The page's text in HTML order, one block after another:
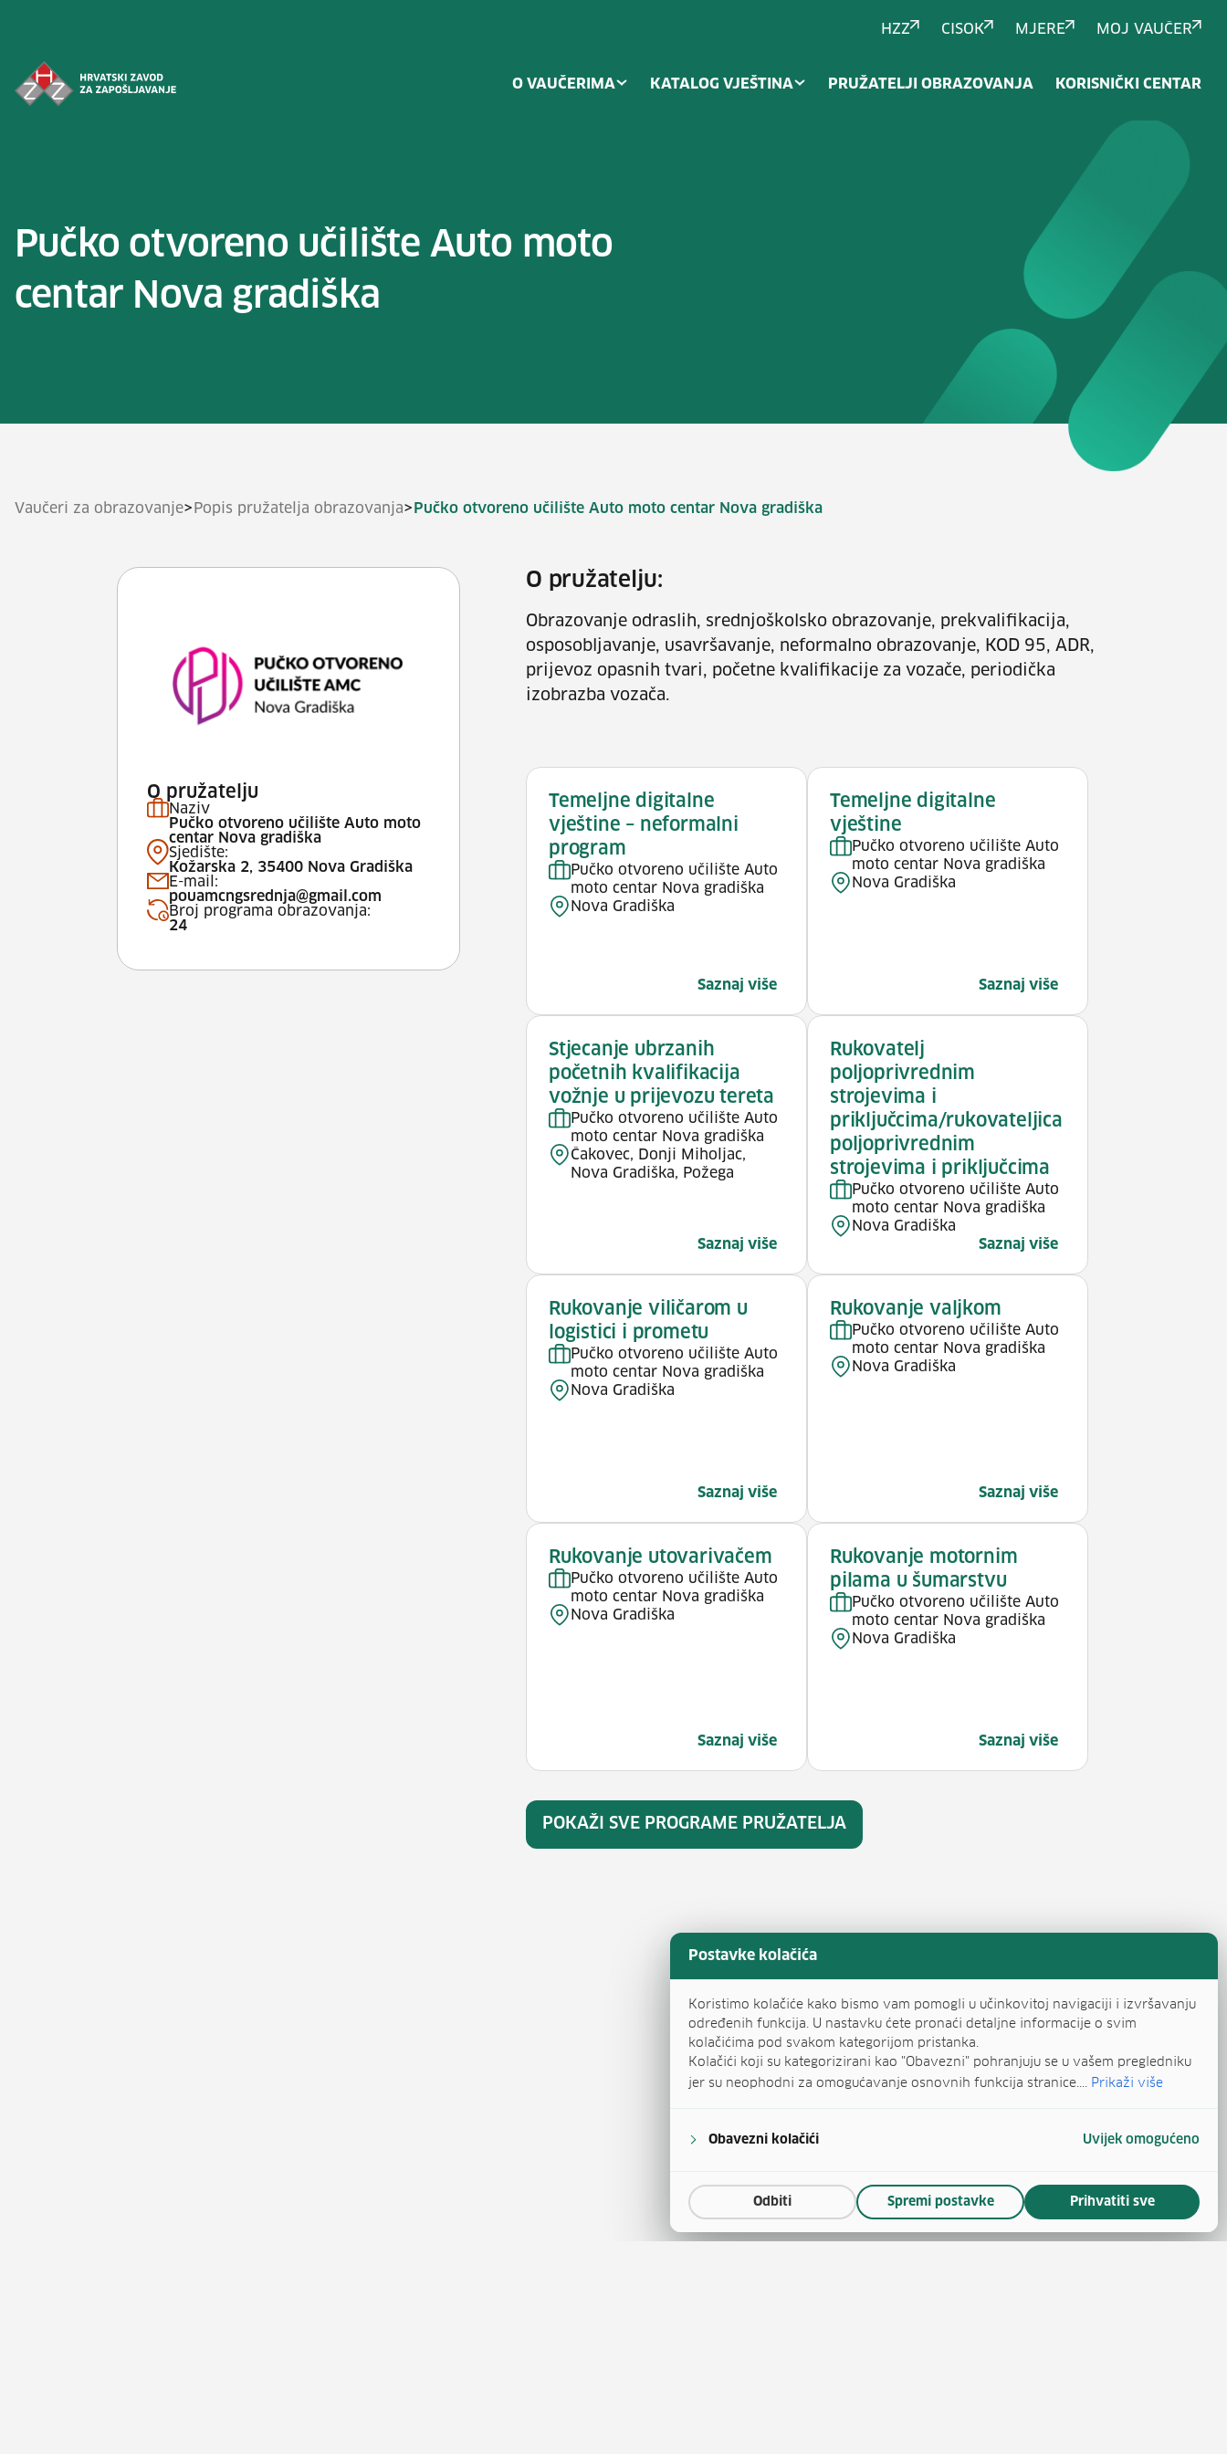
Postavke kolačića
Koristimo kolačiće kako bismo vam pomogli u učinkovitoj navigaciji i izvršavanju
određenih funkcija. U nastavku ćete pronaći detaljne informacije o svim
kolačićima pod svakom kategorijom pristanka.
Kolačići koji su kategorizirani kao "Obavezni" pohranjuju se u vašem pregledniku
jer su neophodni za omogućavanje osnovnih funkcija stranice.... Prikaži više
Obavezni kolačići Uvijek omogućeno
Odbiti Spremi postavke Prihvatiti sve
HZZ CISOK MJERE MOJ VAUČER
O VAUČERIMA KATALOG VJEŠTINA PRUŽATELJI OBRAZOVANJA KORISNIČKI CENTAR
Pučko otvoreno učilište Auto moto
centar Nova gradiška
Vaučeri za obrazovanje> Popis pružatelja obrazovanja> Pučko otvoreno učilište Auto moto centar Nova gradiška
O pružatelju
Naziv
Pučko otvoreno učilište Auto moto
centar Nova gradiška
Sjedište:
Kožarska 2, 35400 Nova Gradiška
E-mail:
pouamcngsrednja@gmail.com
Broj programa obrazovanja:
24
O pružatelju:
Obrazovanje odraslih, srednjoškolsko obrazovanje, prekvalifikacija,
osposobljavanje, usavršavanje, neformalno obrazovanje, KOD 95, ADR,
prijevoz opasnih tvari, početne kvalifikacije za vozače, periodička
izobrazba vozača.
Temeljne digitalne
vještine – neformalni
program
Pučko otvoreno učilište Auto
moto centar Nova gradiška
Nova Gradiška
Saznaj više
Temeljne digitalne
vještine
Pučko otvoreno učilište Auto
moto centar Nova gradiška
Nova Gradiška
Saznaj više
Stjecanje ubrzanih
početnih kvalifikacija
vožnje u prijevozu tereta
Pučko otvoreno učilište Auto
moto centar Nova gradiška
Čakovec, Donji Miholjac,
Nova Gradiška, Požega
Saznaj više
Rukovatelj
poljoprivrednim
strojevima i
priključcima/rukovateljica
poljoprivrednim
strojevima i priključcima
Pučko otvoreno učilište Auto
moto centar Nova gradiška
Nova Gradiška
Saznaj više
Rukovanje viličarom u
logistici i prometu
Pučko otvoreno učilište Auto
moto centar Nova gradiška
Nova Gradiška
Saznaj više
Rukovanje valjkom
Pučko otvoreno učilište Auto
moto centar Nova gradiška
Nova Gradiška
Saznaj više
Rukovanje utovarivačem
Pučko otvoreno učilište Auto
moto centar Nova gradiška
Nova Gradiška
Saznaj više
Rukovanje motornim
pilama u šumarstvu
Pučko otvoreno učilište Auto
moto centar Nova gradiška
Nova Gradiška
Saznaj više
POKAŽI SVE PROGRAME PRUŽATELJA